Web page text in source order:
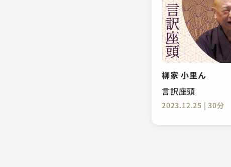
柳家 小里ん
言訳座頭
2023.12.25 | 30分